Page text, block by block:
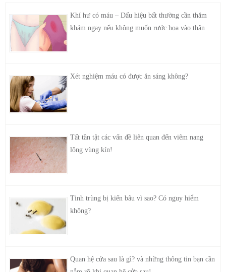
Khí hư có máu – Dấu hiệu bất thường cần thăm
khám ngay nếu không muốn rước họa vào thân
Xét nghiệm máu có được ăn sáng không?
Tất tần tật các vấn đề liên quan đến viêm nang
lông vùng kín!
Tinh trùng bị kiến bâu vì sao? Có nguy hiểm
không?
Quan hệ cửa sau là gì? và những thông tin bạn cần